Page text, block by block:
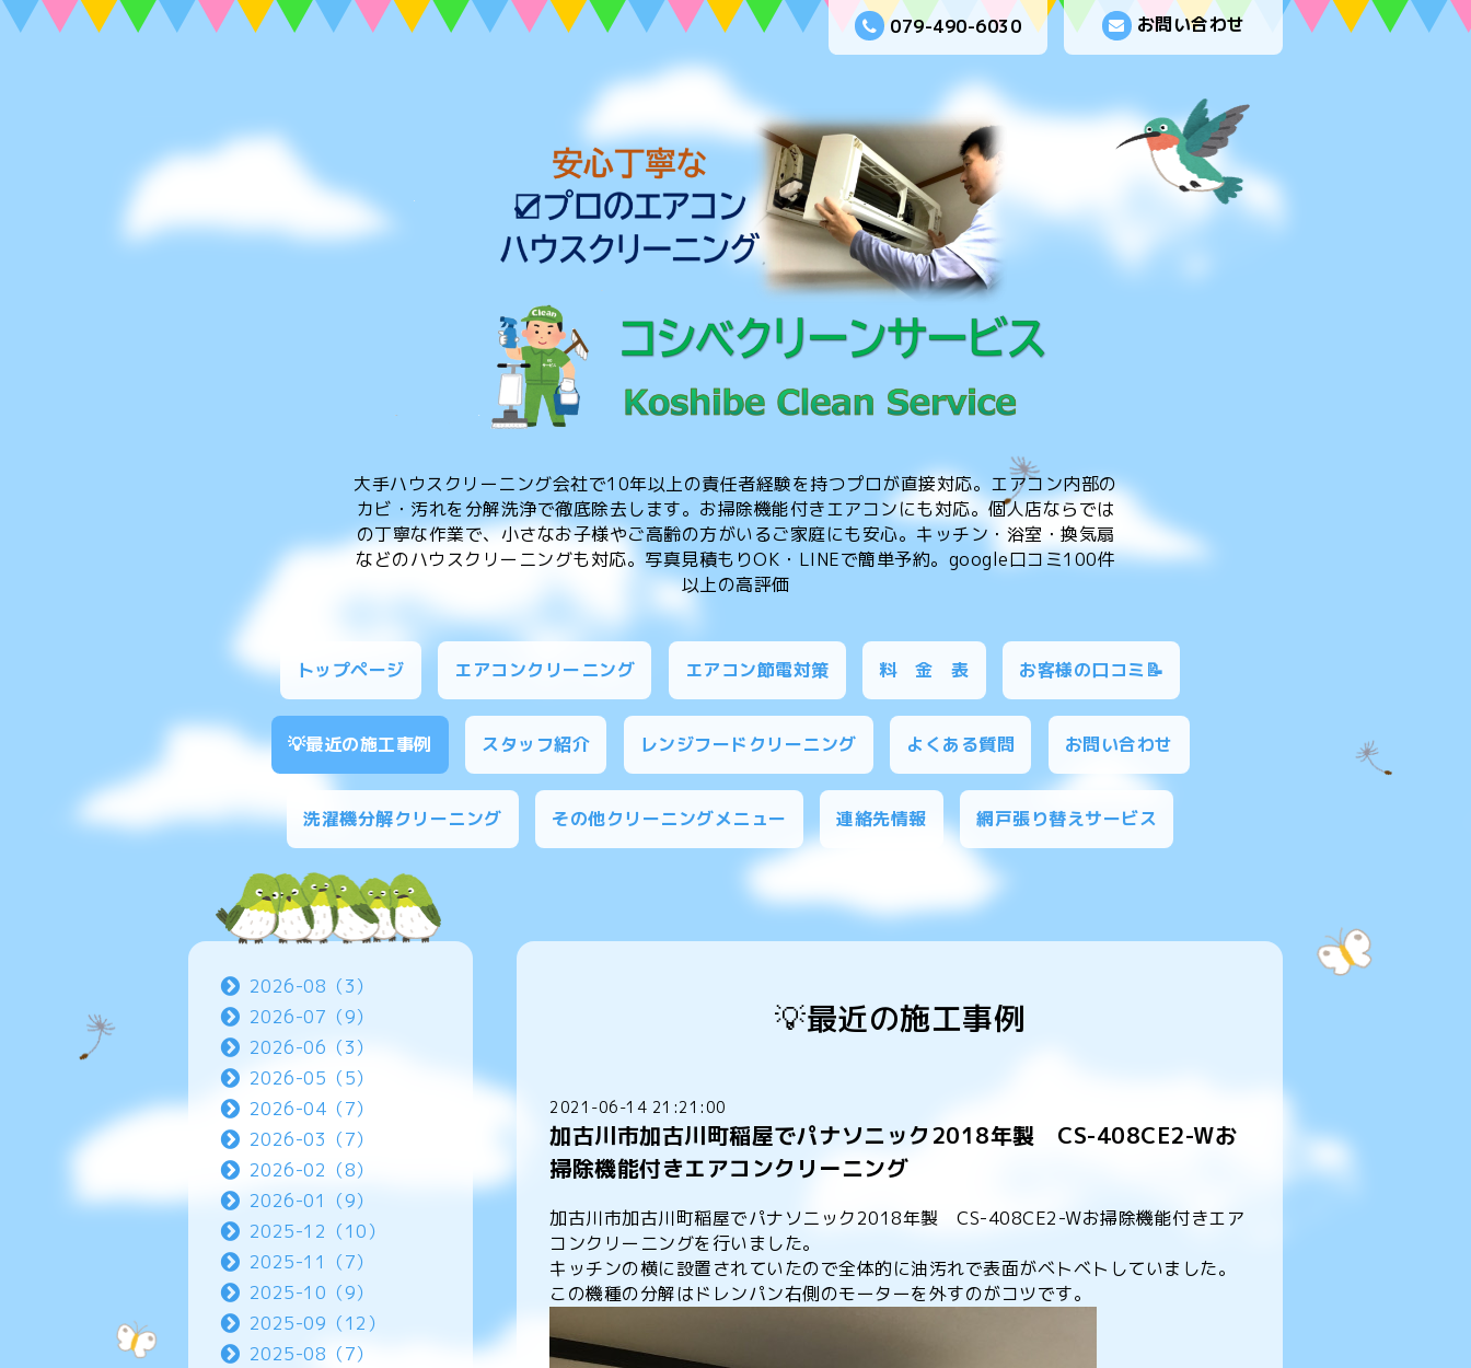
お問い合わせ
079-490-6030
大手ハウスクリーニング会社で10年以上の責任者経験を持つプロが直接対応。エアコン内部の
カビ・汚れを分解洗浄で徹底除去します。お掃除機能付きエアコンにも対応。個人店ならでは
の丁寧な作業で、小さなお子様やご高齢の方がいるご家庭にも安心。キッチン・浴室・換気扇
などのハウスクリーニングも対応。写真見積もりOK・LINEで簡単予約。google口コミ100件
以上の高評価
トップページ エアコンクリーニング エアコン節電対策 料 金 表 お客様の口コミ📝
💡最近の施工事例 スタッフ紹介 レンジフードクリーニング よくある質問 お問い合わせ
洗濯機分解クリーニング その他クリーニングメニュー 連絡先情報 網戸張り替えサービス
💡最近の施工事例
2021-06-14 21:21:00
加古川市加古川町稲屋でパナソニック2018年製 CS-408CE2-Wお
掃除機能付きエアコンクリーニング
加古川市加古川町稲屋でパナソニック2018年製 CS-408CE2-Wお掃除機能付きエア
コンクリーニングを行いました。
キッチンの横に設置されていたので全体的に油汚れで表面がベトベトしていました。
この機種の分解はドレンパン右側のモーターを外すのがコツです。
2026-08（3）
2026-07（9）
2026-06（3）
2026-05（5）
2026-04（7）
2026-03（7）
2026-02（8）
2026-01（9）
2025-12（10）
2025-11（7）
2025-10（9）
2025-09（12）
2025-08（7）